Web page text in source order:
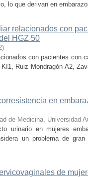
lo que derivan en
relacionados con
HGZ 50
)
con pacientes con
Ruiz Mondragón A2,
en
de Medicina, Universidad
urinario en mujeres
un problema de
de